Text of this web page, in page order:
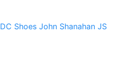
DC Shoes John Shanahan JS